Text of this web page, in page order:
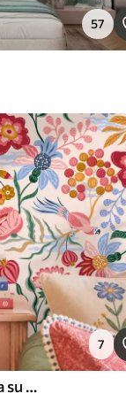
57
7
Ryški gėlių ir uogų kompozicija su papūgomis